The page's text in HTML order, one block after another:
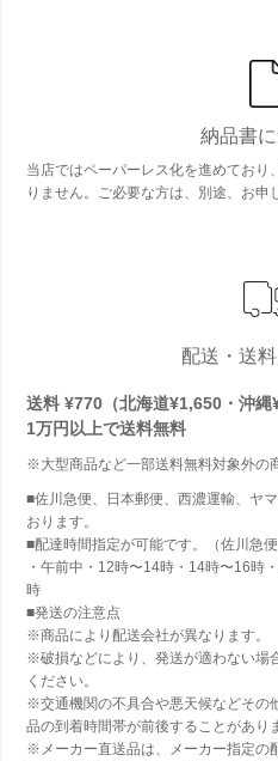
納品書
当店ではペーパーレス化を進めており
りません。ご必要な方は、別途、お申
配送・送
送料 ¥770（北海道¥1,650・沖縄
1万円以上で送料無料
※大型商品など一部送料無料対象外の
■佐川急便、日本郵便、西濃運輸、ヤ
おります。
■配達時間指定が可能です。（佐川急便
・午前中・12時〜14時・14時〜16時
時
■発送の注意点
※商品により配送会社が異なります。
※破損などにより、発送が適わない場
ください。
※交通機関の不具合や悪天候などその
品の到着時間帯が前後することがあり
※メーカー直送品は、メーカー指定の